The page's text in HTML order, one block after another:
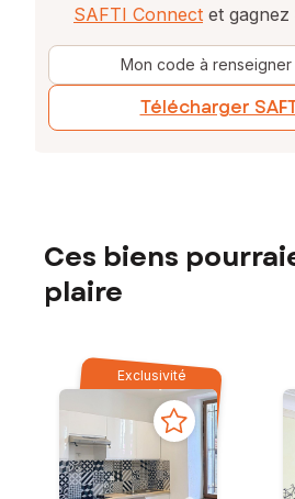
SAFTI Connect et
Mon code à renseigner
Télécharger
Ces biens
plaire
Exclusivité